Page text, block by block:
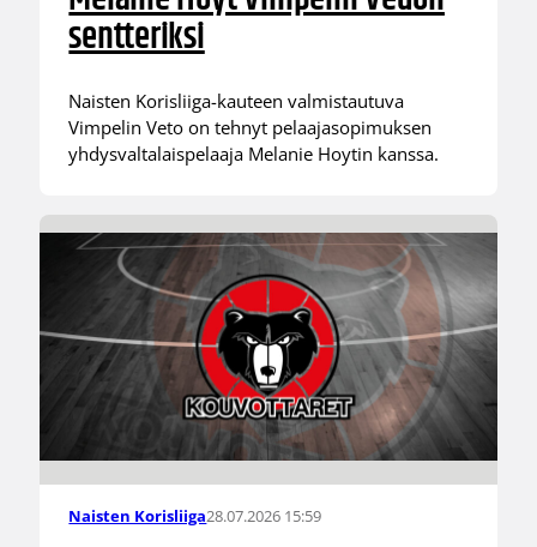
sentteriksi
Naisten Korisliiga-kauteen valmistautuva
Vimpelin Veto on tehnyt pelaajasopimuksen
yhdysvaltalaispelaaja Melanie Hoytin kanssa.
Naisten Korisliiga28.07.2026 15:59